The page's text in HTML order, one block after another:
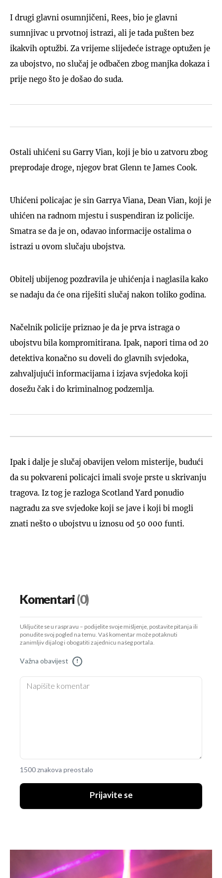
I drugi glavni osumnjičeni, Rees, bio je glavni
sumnjivac u prvotnoj istrazi, ali je tada pušten bez
ikakvih optužbi. Za vrijeme slijedeće istrage optužen je
za ubojstvo, no slučaj je odbačen zbog manjka dokaza i
prije nego što je došao do suda.
Ostali uhićeni su Garry Vian, koji je bio u zatvoru zbog
preprodaje droge, njegov brat Glenn te James Cook.
Uhićeni policajac je sin Garrya Viana, Dean Vian, koji je
uhićen na radnom mjestu i suspendiran iz policije.
Smatra se da je on, odavao informacije ostalima o
istrazi u ovom slučaju ubojstva.
Obitelj ubijenog pozdravila je uhićenja i naglasila kako
se nadaju da će ona riješiti slučaj nakon toliko godina.
Načelnik policije priznao je da je prva istraga o
ubojstvu bila kompromitirana. Ipak, napori tima od 20
detektiva konačno su doveli do glavnih svjedoka,
zahvaljujući informacijama i izjava svjedoka koji
dosežu čak i do kriminalnog podzemlja.
Ipak i dalje je slučaj obavijen velom misterije, budući
da su pokvareni policajci imali svoje prste u skrivanju
tragova. Iz tog je razloga Scotland Yard ponudio
nagradu za sve svjedoke koji se jave i koji bi mogli
znati nešto o ubojstvu u iznosu od 50 000 funti.
Komentari(0)
Uključite se u raspravu – podijelite svoje mišljenje, postavite pitanja ili
ponudite svoj pogled na temu. Vaš komentar može potaknuti
zanimljiv dijalog i obogatiti zajednicu našeg portala.
Važna obavijest !
1500 znakova preostalo
Prijavite se